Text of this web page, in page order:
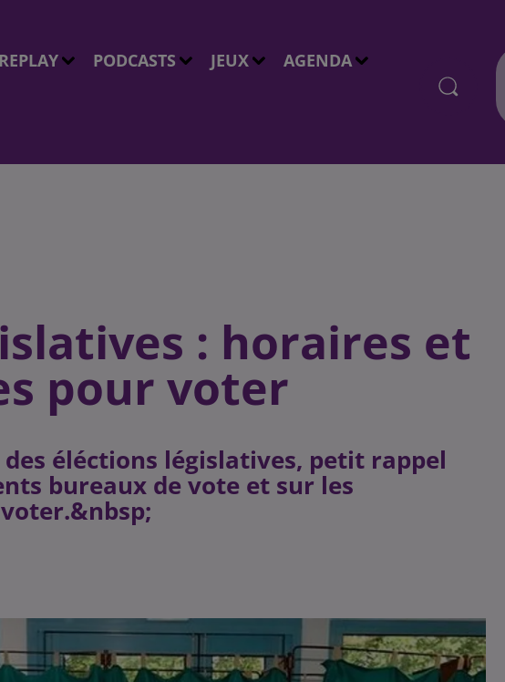
REPLAY PODCASTS JEUX AGENDA
: horaires et
pour voter
éléctions législatives, petit rappel
bureaux de vote et sur les